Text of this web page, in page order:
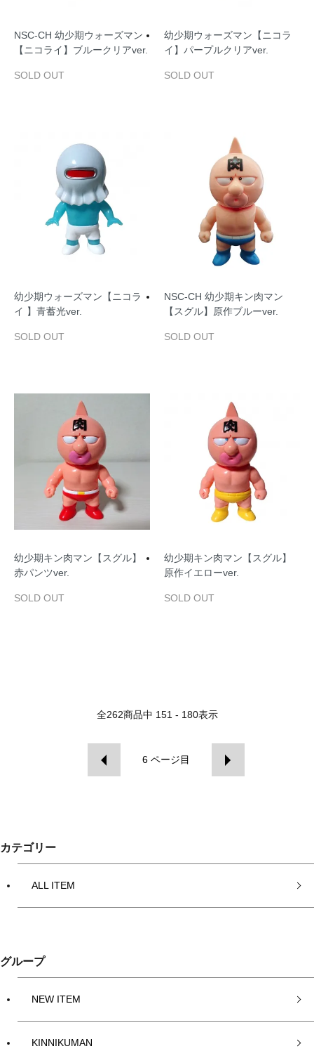
NSC‐CH 幼少期ウォーズマン
【ニコライ】ブルークリアver.
SOLD OUT
幼少期ウォーズマン【ニコラ
イ】パープルクリアver.
SOLD OUT
幼少期ウォーズマン【ニコラ
イ 】青蓄光ver.
SOLD OUT
NSC‐CH 幼少期キン肉マン
【スグル】原作ブルーver.
SOLD OUT
幼少期キン肉マン【スグル】
赤パンツver.
SOLD OUT
幼少期キン肉マン【スグル】
原作イエローver.
SOLD OUT
全262商品中 151 - 180表示
6 ページ目
カテゴリー
ALL ITEM
グループ
NEW ITEM
KINNIKUMAN